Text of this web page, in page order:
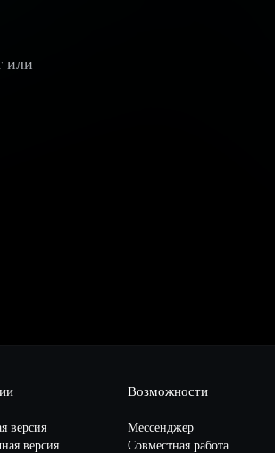
или
версия
версия
Возможности
Мессенджер
Совместная работа